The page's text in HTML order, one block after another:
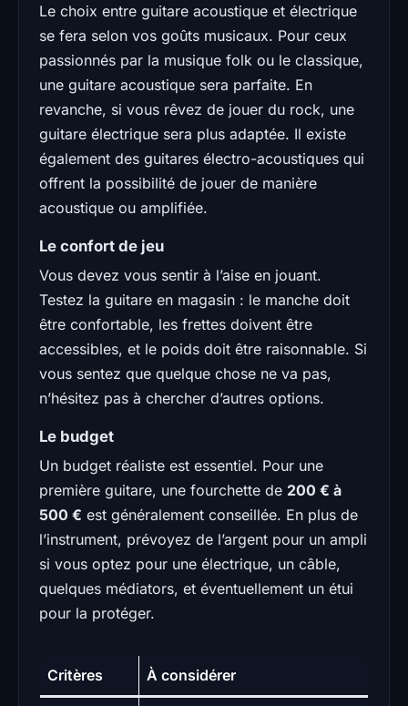
Le choix entre guitare acoustique et électrique
se fera selon vos goûts musicaux. Pour ceux
passionnés par la musique folk ou le classique,
une guitare acoustique sera parfaite. En
revanche, si vous rêvez de jouer du rock, une
guitare électrique sera plus adaptée. Il existe
également des guitares électro-acoustiques qui
offrent la possibilité de jouer de manière
acoustique ou amplifiée.
Le confort de jeu
Vous devez vous sentir à l’aise en jouant.
Testez la guitare en magasin : le manche doit
être confortable, les frettes doivent être
accessibles, et le poids doit être raisonnable. Si
vous sentez que quelque chose ne va pas,
n’hésitez pas à chercher d’autres options.
Le budget
Un budget réaliste est essentiel. Pour une
première guitare, une fourchette de 200 € à
500 € est généralement conseillée. En plus de
l’instrument, prévoyez de l’argent pour un ampli
si vous optez pour une électrique, un câble,
quelques médiators, et éventuellement un étui
pour la protéger.
Critères À considérer